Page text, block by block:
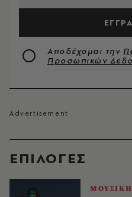
EΠΙΛΟΓΈΣ
ΜΟΥΣΙΚΗ
Αποδέχομαι την
Προσωπικών